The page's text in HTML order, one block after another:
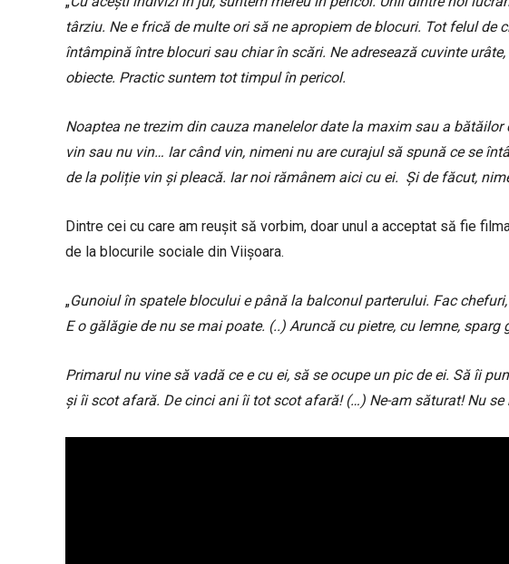
târziu. Ne e frică de multe ori să ne apropiem de blocuri. Tot felul de
întâmpină între blocuri sau chiar în scări. Ne adresează cuvinte
obiecte. Practic suntem tot timpul în pericol.
Noaptea ne trezim din cauza manelelor date la maxim sau a
vin sau nu vin… Iar când vin, nimeni nu are curajul să spună ce se
de la poliție vin și pleacă. Iar noi rămânem aici cu ei. Și de făcut,
Dintre cei cu care am reușit să vorbim, doar unul a acceptat să fie
de la blocurile sociale din Viișoara.
„Gunoiul în spatele blocului e până la balconul parterului. Fac
E o gălăgie de nu se mai poate. (..) Aruncă cu pietre, cu lemne, sparg
Primarul nu vine să vadă ce e cu ei, să se ocupe un pic de ei. Să îi
și îi scot afară. De cinci ani îi tot scot afară! (…) Ne-am săturat! Nu se